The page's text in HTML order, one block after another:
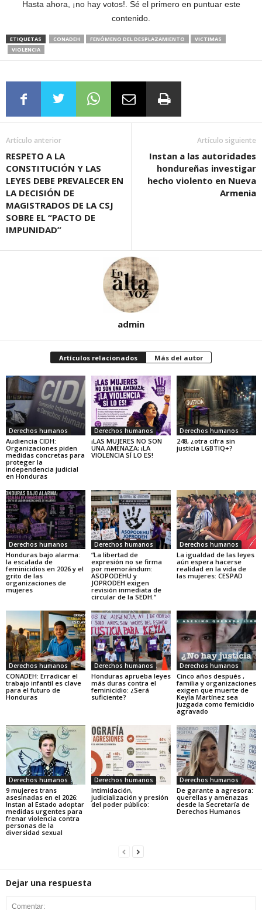
Hasta ahora, ¡no hay votos!. Sé el primero en puntuar este
contenido.
ETIQUETAS CONADEH FENÓMENO DEL DESPLAZAMIENTO
VICTIMAS
VIOLENCIA
Artículo anterior
RESPETO A LA
CONSTITUCIÓN Y LAS
LEYES DEBE PREVALECER EN
LA DECISIÓN DE
MAGISTRADOS DE LA CSJ
SOBRE EL “PACTO DE
IMPUNIDAD”
Artículo siguiente
Instan a las autoridades
hondureñas investigar
hecho violento en Nueva
Armenia
admin
Artículos relacionados Más del autor
Derechos humanos
Audiencia CIDH:
Organizaciones piden
medidas concretas para
proteger la
independencia judicial
en Honduras
Derechos humanos
¡LAS MUJERES NO SON
UNA AMENAZA; ¡LA
VIOLENCIA SÍ LO ES!
Derechos humanos
248, ¿otra cifra sin
justicia LGBTIQ+?
Derechos humanos
Honduras bajo alarma:
la escalada de
feminicidios en 2026 y el
grito de las
organizaciones de
mujeres
Derechos humanos
“La libertad de
expresión no se firma
por memorándum:
ASOPODEHU y
JOPRODEH exigen
revisión inmediata de
circular de la SEDH.”
Derechos humanos
La igualdad de las leyes
aún espera hacerse
realidad en la vida de
las mujeres: CESPAD
Derechos humanos
CONADEH: Erradicar el
trabajo infantil es clave
para el futuro de
Honduras
Derechos humanos
Honduras aprueba leyes
más duras contra el
feminicidio: ¿Será
suficiente?
Derechos humanos
Cinco años después ,
familia y organizaciones
exigen que muerte de
Keyla Martínez sea
juzgada como femicidio
agravado
Derechos humanos
9 mujeres trans
asesinadas en el 2026:
Instan al Estado adoptar
medidas urgentes para
frenar violencia contra
personas de la
diversidad sexual
Derechos humanos
Intimidación,
judicialización y presión
del poder público:
Derechos humanos
De garante a agresora:
querellas y amenazas
desde la Secretaría de
Derechos Humanos
Dejar una respuesta